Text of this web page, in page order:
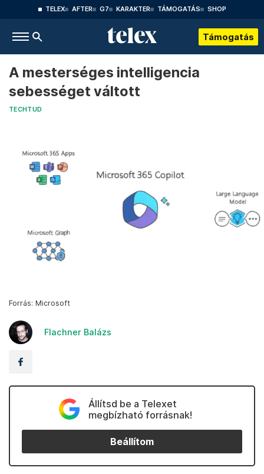
TELEX AFTER G7 KARAKTER TÁMOGATÁS SHOP
Támogatás
A mesterséges intelligencia
sebességet váltott
TECHTUD
Forrás: Microsoft
Flachner Balázs
Állítsd be a Telexet
megbízható forrásnak!
Beállítom